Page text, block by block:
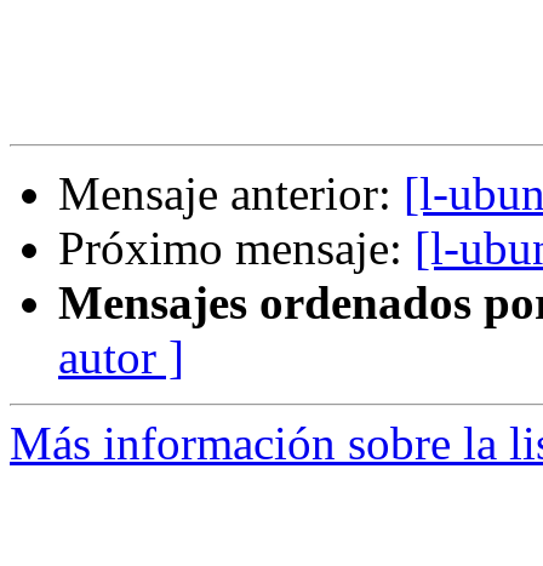
Mensaje anterior: [l-
Próximo mensaje: [l-
Mensajes ordenados
autor ]
Más información sobre la